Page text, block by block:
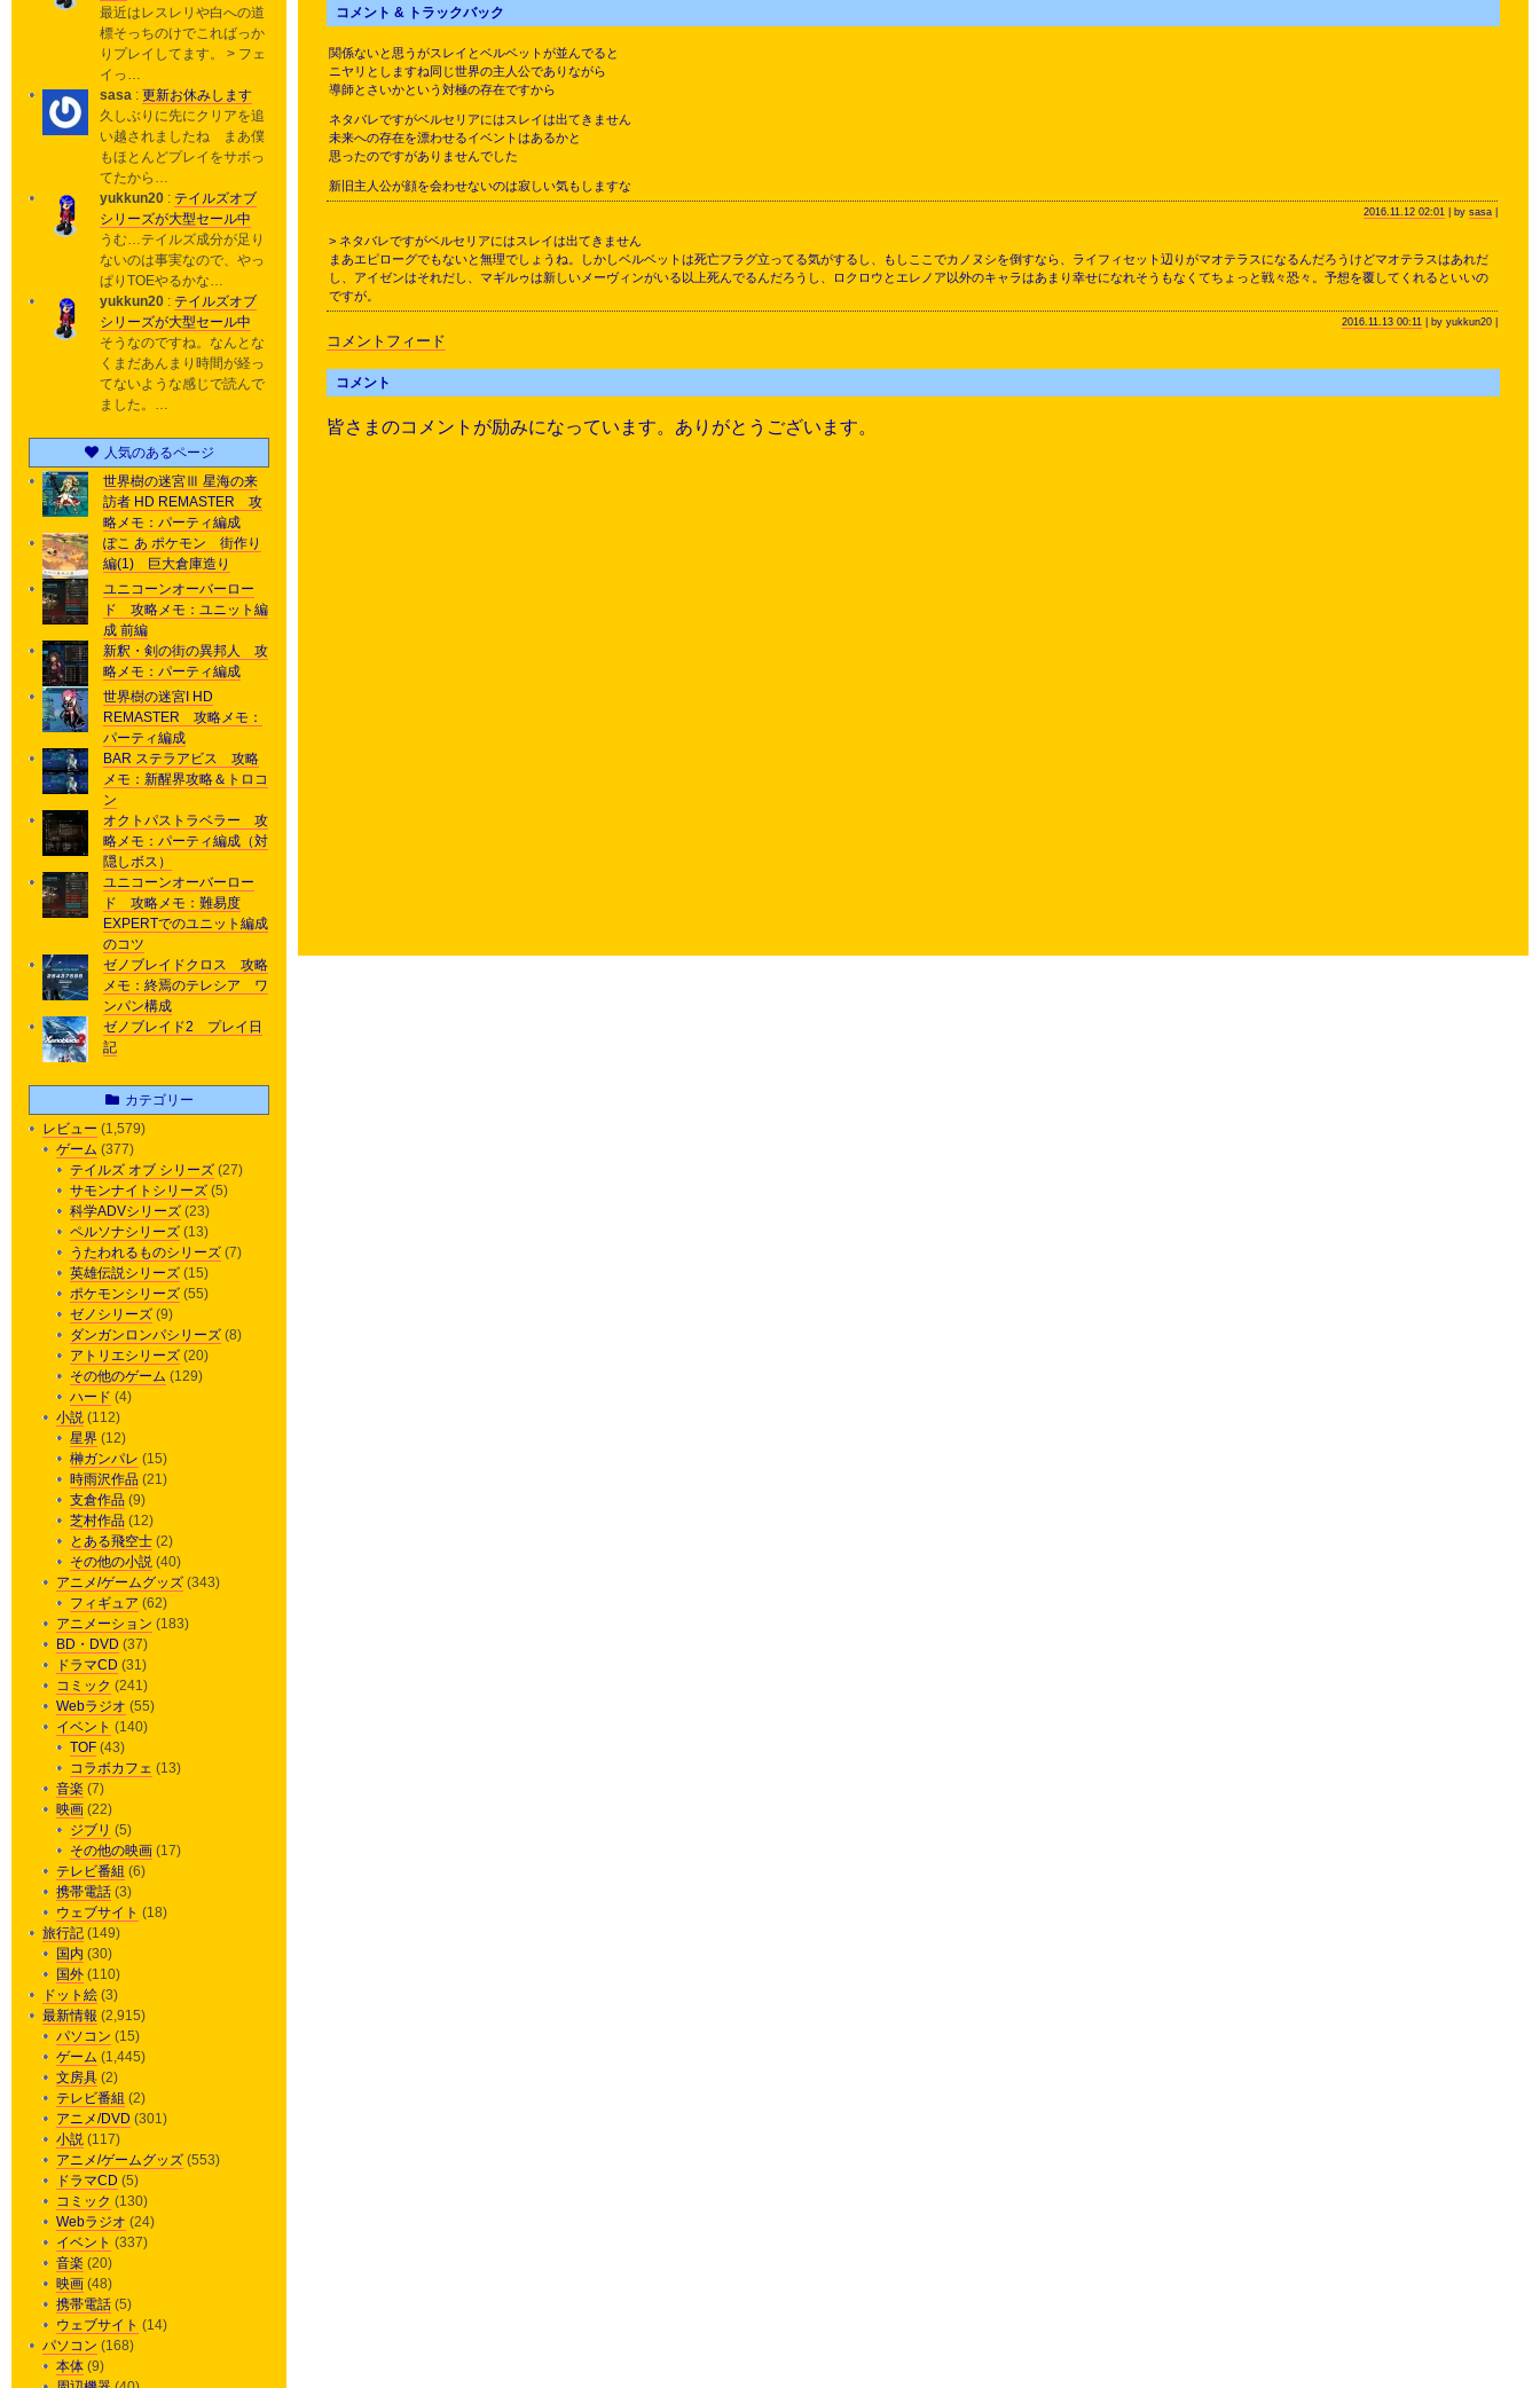
コメント & トラックバック
関係ないと思うがスレイとベルベットが並んでると
ニヤリとしますね同じ世界の主人公でありながら
導師とさいかという対極の存在ですから
ネタバレですがベルセリアにはスレイは出てきません
未来への存在を漂わせるイベントはあるかと
思ったのですがありませんでした
新旧主人公が顔を会わせないのは寂しい気もしますな
2016.11.12 02:01 | by sasa
> ネタバレですがベルセリアにはスレイは出てきません
まあエピローグでもないと無理でしょうね。しかしベルベットは死亡フラグ立ってる気がするし、もしここでカノヌシを倒すなら、ライフィセット辺りがマオテラスになるんだろうけどマオテラスはあれだ
し、アイゼンはそれだし、マギルゥは新しいメーヴィンがいる以上死んでるんだろうし、ロクロウとエレノア以外のキャラはあまり幸せになれそうもなくてちょっと戦々恐々。予想を覆してくれるといいの
ですが。
2016.11.13 00:11 | by yukkun20 |
コメントフィード
コメント
皆さまのコメントが励みになっています。ありがとうございます。
最近はレスレリや白への道
標そっちのけでこればっか
りプレイしてます。 > フェ
イっ…
sasa : 更新お休みします
久しぶりに先にクリアを追
い越されましたね まあ僕
もほとんどプレイをサボっ
てたから…
yukkun20 : テイルズオブ
シリーズが大型セール中
うむ…テイルズ成分が足り
ないのは事実なので、やっ
ぱりTOEやるかな…
yukkun20 : テイルズオブ
シリーズが大型セール中
そうなのですね。なんとな
くまだあんまり時間が経っ
てないような感じで読んで
ました。…
人気のあるページ
世界樹の迷宮Ⅲ 星海の来
訪者 HD REMASTER 攻
略メモ：パーティ編成
ぽこ あ ポケモン 街作り
編(1) 巨大倉庫造り
ユニコーンオーバーロー
ド 攻略メモ：ユニット編
成 前編
新釈・剣の街の異邦人 攻
略メモ：パーティ編成
世界樹の迷宮I HD
REMASTER 攻略メモ：
パーティ編成
BAR ステラアビス 攻略
メモ：新醒界攻略＆トロコ
ン
オクトパストラベラー 攻
略メモ：パーティ編成（対
隠しボス）
ユニコーンオーバーロー
ド 攻略メモ：難易度
EXPERTでのユニット編成
のコツ
ゼノブレイドクロス 攻略
メモ：終焉のテレシア ワ
ンパン構成
ゼノブレイド2 プレイ日
記
カテゴリー
レビュー (1,579)
ゲーム (377)
テイルズ オブ シリーズ (27)
サモンナイトシリーズ (5)
科学ADVシリーズ (23)
ペルソナシリーズ (13)
うたわれるものシリーズ (7)
英雄伝説シリーズ (15)
ポケモンシリーズ (55)
ゼノシリーズ (9)
ダンガンロンパシリーズ (8)
アトリエシリーズ (20)
その他のゲーム (129)
ハード (4)
小説 (112)
星界 (12)
榊ガンパレ (15)
時雨沢作品 (21)
支倉作品 (9)
芝村作品 (12)
とある飛空士 (2)
その他の小説 (40)
アニメ/ゲームグッズ (343)
フィギュア (62)
アニメーション (183)
BD・DVD (37)
ドラマCD (31)
コミック (241)
Webラジオ (55)
イベント (140)
TOF (43)
コラボカフェ (13)
音楽 (7)
映画 (22)
ジブリ (5)
その他の映画 (17)
テレビ番組 (6)
携帯電話 (3)
ウェブサイト (18)
旅行記 (149)
国内 (30)
国外 (110)
ドット絵 (3)
最新情報 (2,915)
パソコン (15)
ゲーム (1,445)
文房具 (2)
テレビ番組 (2)
アニメ/DVD (301)
小説 (117)
アニメ/ゲームグッズ (553)
ドラマCD (5)
コミック (130)
Webラジオ (24)
イベント (337)
音楽 (20)
映画 (48)
携帯電話 (5)
ウェブサイト (14)
パソコン (168)
本体 (9)